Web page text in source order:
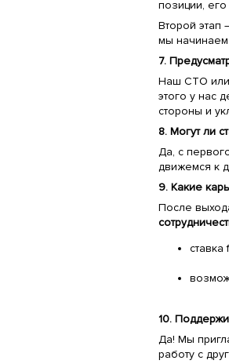
позиции,
Второй
мы начинаем
7.
Наш CTO
этого у нас
стороны и
8. Могут ли
Да, с
движемся к
9. Какие
После
ставка
10.
Да! Мы
работу с